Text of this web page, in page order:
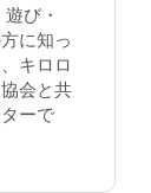
び・
に知っ
キロロ
会と共
ーで